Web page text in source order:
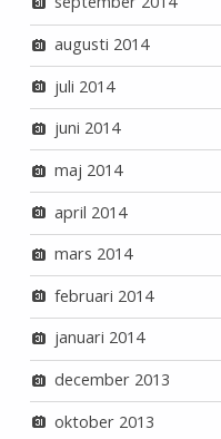
augusti 2014
juli 2014
juni 2014
maj 2014
april 2014
mars 2014
februari 2014
januari 2014
december 2013
oktober 2013